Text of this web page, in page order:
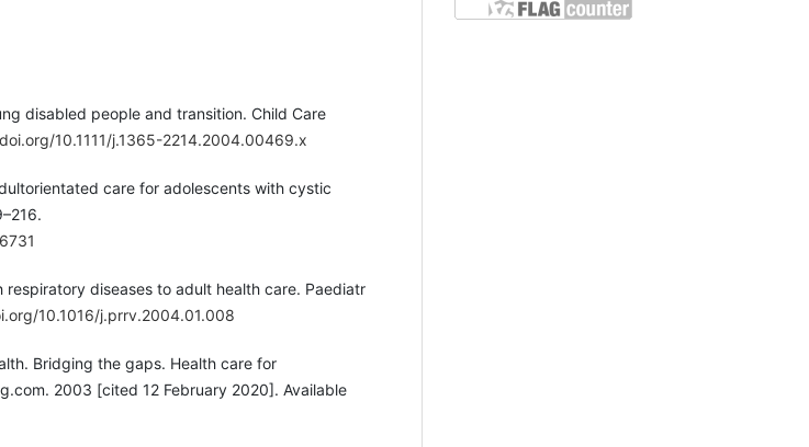
disabled people and transition. Child Care
10.1111/j.1365-2214.2004.00469.x
care for adolescents with cystic
respiratory diseases to adult health care. Paediatr
10.1016/j.prrv.2004.01.008
Bridging the gaps. Health care for
2003 [cited 12 February 2020]. Available